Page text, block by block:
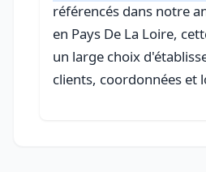
référencés dans notre
en Pays De La Loire,
un large choix
clients, coordonnées et